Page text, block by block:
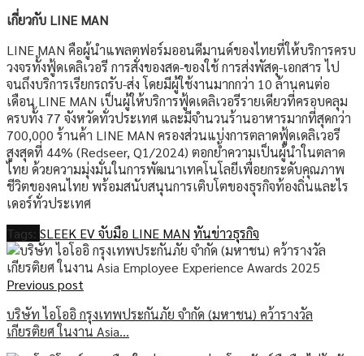
เกี่ยวกับ LINE MAN
LINE MAN คือผู้นำแพลตฟอร์มออนดีมานด์ของไทยที่ให้บริการครบ
วงจรทั้งฟู้ดเดลิเวอรี การสั่งของสด-ของใช้ การส่งพัสดุ-เอกสาร ไป
จนถึงบริการเรียกรถรับ-ส่ง โดยมีผู้ใช้งานมากกว่า 10 ล้านคนต่อ
เดือน LINE MAN เป็นผู้ให้บริการฟู้ดเดลิเวอรีรายเดียวที่ครอบคลุม
ครบทั้ง 77 จังหวัดทั่วประเทศ และมีจำนวนร้านอาหารมากที่สุดกว่า
700,000 ร้านค้า LINE MAN ครองส่วนแบ่งการตลาดฟู้ดเดลิเวอรี
สูงสุดที่ 44% (Redseer, Q1/2024) ตอกย้ำความเป็นผู้นำในตลาด
ไทย ด้วยความมุ่งมั่นในการพัฒนาเทคโนโลยีเพื่อยกระดับคุณภาพ
ชีวิตของคนไทย พร้อมสนับสนุนการเติบโตของธุรกิจท้องถิ่นและไร
เดอร์ทั่วประเทศ
Tags: SLEEK EV จับมือ LINE MAN ทันข่าวธุรกิจ
Previous post
บริษัท ไอโออิ กรุงเทพประกันภัย จำกัด (มหาชน) คว้ารางวัล
เกียรติยศ ในงาน Asia…